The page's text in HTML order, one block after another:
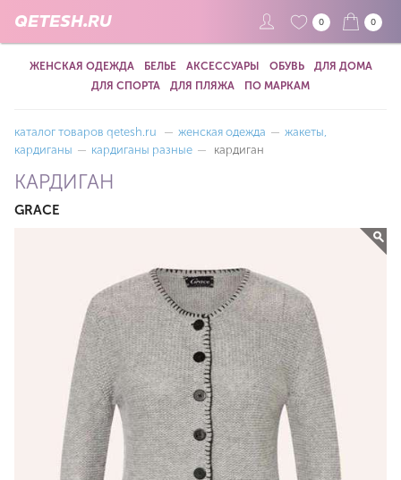
QETESH.RU 0 0
ЖЕНСКАЯ ОДЕЖДА БЕЛЬЕ АКСЕССУАРЫ ОБУВЬ
ДЛЯ ДОМА
ДЛЯ СПОРТА
ДЛЯ ПЛЯЖА ПО МАРКАМ
каталог товаров qetesh.ru — женская одежда — жакеты,
кардиганы — кардиганы разные — кардиган
КАРДИГАН
GRACE